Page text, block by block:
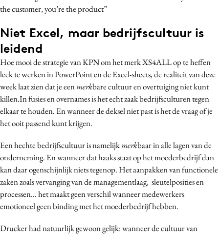
the customer, you’re the product”
Niet Excel, maar bedrijfscultuur is
leidend
Hoe mooi de strategie van KPN om het merk XS4ALL op te heffen
leek te werken in PowerPoint en de Excel-sheets, de realiteit van deze
week laat zien dat je eenmerkbare cultuur en overtuiging niet kunt
killen.In fusies en overnames is het echt zaak bedrijfsculturen tegen
elkaar te houden. En wanneer de deksel niet past is het de vraag of je
het ooit passend kunt krijgen.
Een hechte bedrijfscultuur is namelijkmerkbaar in alle lagen van de
onderneming. En wanneer dat haaks staat op het moederbedrijf dan
kan daar ogenschijnlijk niets tegenop. Het aanpakken van functionele
zaken zoals vervanging van de managementlaag, sleutelposities en
processen... het maakt geen verschil wanneer medewerkers
emotioneel geen binding met het moederbedrijf hebben.
Drucker had natuurlijk gewoon gelijk: wanneer de cultuur van